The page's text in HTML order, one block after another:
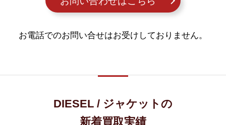
お電話でのお問い合せはお受けしておりません。
DIESEL / ジャケットの
新着買取実績